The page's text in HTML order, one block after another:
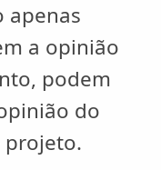
apenas
a opinião
podem
do
projeto.